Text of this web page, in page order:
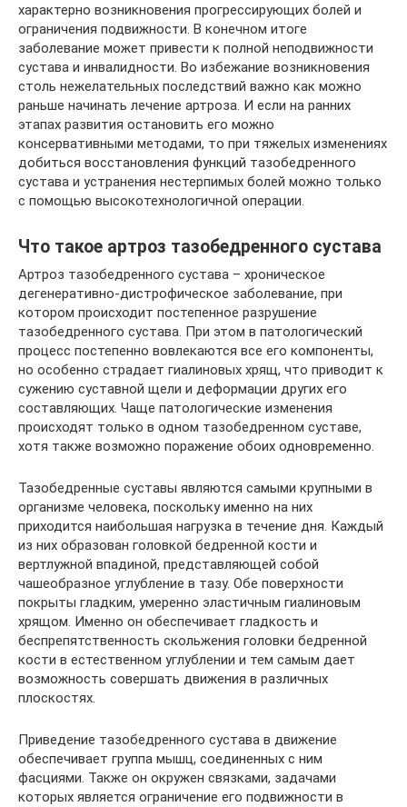
характерно возникновения прогрессирующих болей и
ограничения подвижности. В конечном итоге
заболевание может привести к полной неподвижности
сустава и инвалидности. Во избежание возникновения
столь нежелательных последствий важно как можно
раньше начинать лечение артроза. И если на ранних
этапах развития остановить его можно
консервативными методами, то при тяжелых изменениях
добиться восстановления функций тазобедренного
сустава и устранения нестерпимых болей можно только
с помощью высокотехнологичной операции.
Что такое артроз тазобедренного сустава
Артроз тазобедренного сустава – хроническое
дегенеративно-дистрофическое заболевание, при
котором происходит постепенное разрушение
тазобедренного сустава. При этом в патологический
процесс постепенно вовлекаются все его компоненты,
но особенно страдает гиалиновых хрящ, что приводит к
сужению суставной щели и деформации других его
составляющих. Чаще патологические изменения
происходят только в одном тазобедренном суставе,
хотя также возможно поражение обоих одновременно.
Тазобедренные суставы являются самыми крупными в
организме человека, поскольку именно на них
приходится наибольшая нагрузка в течение дня. Каждый
из них образован головкой бедренной кости и
вертлужной впадиной, представляющей собой
чашеобразное углубление в тазу. Обе поверхности
покрыты гладким, умеренно эластичным гиалиновым
хрящом. Именно он обеспечивает гладкость и
беспрепятственность скольжения головки бедренной
кости в естественном углублении и тем самым дает
возможность совершать движения в различных
плоскостях.
Приведение тазобедренного сустава в движение
обеспечивает группа мышц, соединенных с ним
фасциями. Также он окружен связками, задачами
которых является ограничение его подвижности в